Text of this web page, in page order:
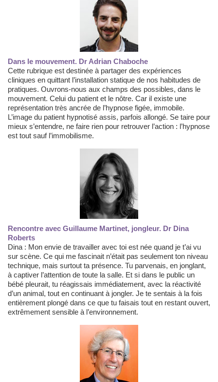
Dans le mouvement. Dr Adrian Chaboche
Cette rubrique est destinée à partager des expériences
cliniques en quittant l’installation statique de nos habitudes de
pratiques. Ouvrons-nous aux champs des possibles, dans le
mouvement. Celui du patient et le nôtre. Car il existe une
représentation très ancrée de l’hypnose figée, immobile.
L’image du patient hypnotisé assis, parfois allongé. Se taire pour
mieux s’entendre, ne faire rien pour retrouver l’action : l’hypnose
est tout sauf l’immobilisme.
Rencontre avec Guillaume Martinet, jongleur. Dr Dina
Roberts
Dina : Mon envie de travailler avec toi est née quand je t’ai vu
sur scène. Ce qui me fascinait n’était pas seulement ton niveau
technique, mais surtout ta présence. Tu parvenais, en jonglant,
à captiver l’attention de toute la salle. Et si dans le public un
bébé pleurait, tu réagissais immédiatement, avec la réactivité
d’un animal, tout en continuant à jongler. Je te sentais à la fois
entièrement plongé dans ce que tu faisais tout en restant ouvert,
extrêmement sensible à l’environnement.